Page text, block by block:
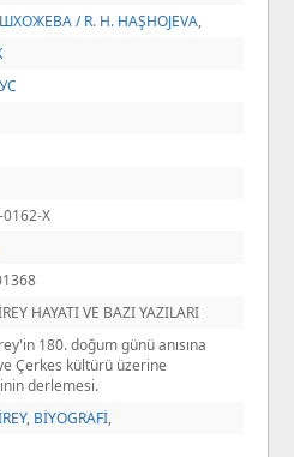
/ R. H. HAŞHOJEVA,
0162-Х
HAYATI VE BAZI YAZILARI
180. doğum günü anısına
Çerkes kültürü üzerine
derlemesi.
, BİYOGRAFİ,